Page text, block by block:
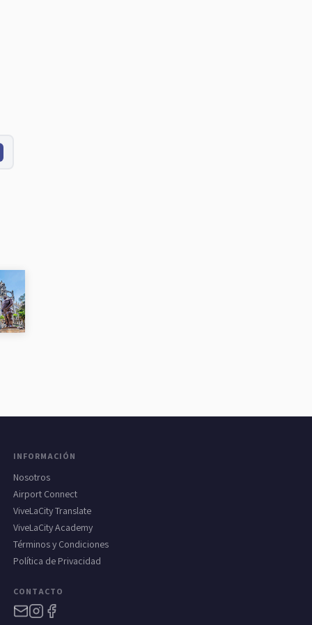
INFORMACIÓN
Nosotros
Airport Connect
ViveLaCity Translate
ViveLaCity Academy
Términos y Condiciones
Política de Privacidad
CONTACTO